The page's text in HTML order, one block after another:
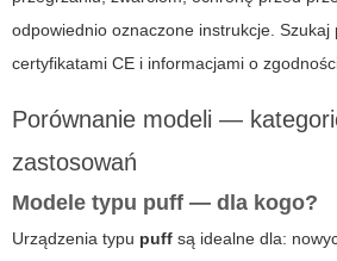
odpowiednio oznaczone instrukcje. Szukaj
certyfikatami CE i informacjami o
Porównanie modeli —
zastosowań
Modele typu puff — dla kogo?
Urządzenia typu puff są idealne dla: